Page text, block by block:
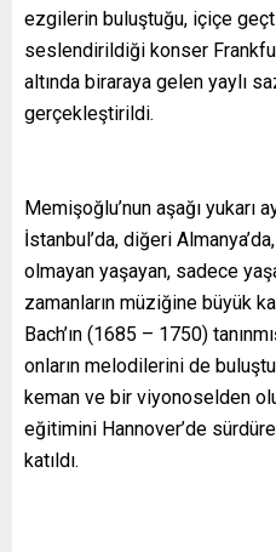
ezgilerin buluştuğu, içiçe
seslendirildiği konser
altında biraraya gelen yaylı
gerçekleştirildi.
Memişoğlu’nun aşağı yukarı
İstanbul’da, diğeri
olmayan yaşayan, sadece
zamanların müziğine büyük
Bach’ın (1685 – 1750)
onların melodilerini de
keman ve bir viyonoselden
eğitimini Hannover’de
katıldı.